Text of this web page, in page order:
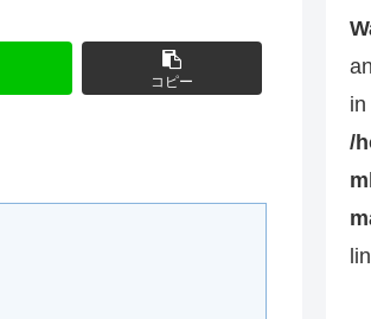
コピー
in
/